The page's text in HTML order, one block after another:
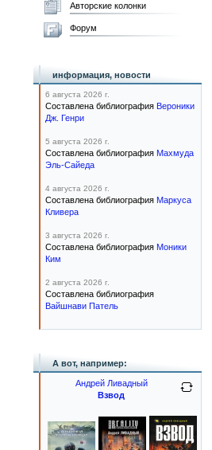
Авторские колонки
Форум
информация, новости
6 августа 2026 г.
Составлена библиография Вероники
Дж. Генри
5 августа 2026 г.
Составлена библиография Махмуда
Эль-Сайеда
4 августа 2026 г.
Составлена библиография Маркуса
Кливера
3 августа 2026 г.
Составлена библиография Моники
Ким
2 августа 2026 г.
Составлена библиография
Вайшнави Патель
А вот, например:
Андрей Ливадный
Взвод